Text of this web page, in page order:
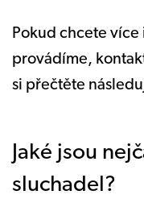
Pokud chcete
provádíme,
si přečtěte
Jaké jsou
sluchadel?